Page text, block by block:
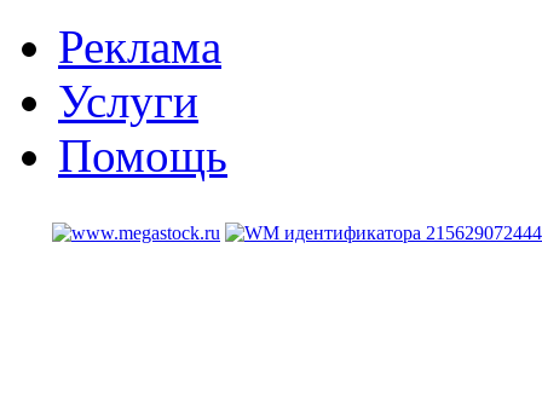
Реклама
Услуги
Помощь